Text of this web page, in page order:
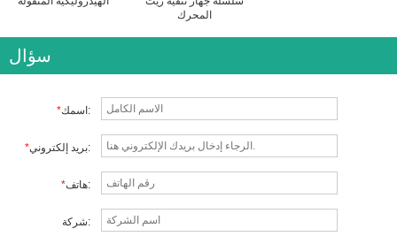
المحرك
سؤال
* اسمك:
* بريد إلكتروني:
* هاتف:
شركة: